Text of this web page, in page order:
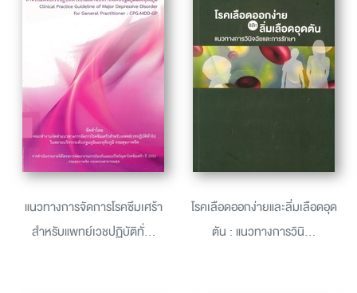
แนวทางการจัดการโรคซึมเศร้า
สำหรับแพทย์เวชปฏิบัติทั่...
โรคเลือดออกง่ายและลิ่มเลือดอุด
ตัน : แนวทางการวินิ...